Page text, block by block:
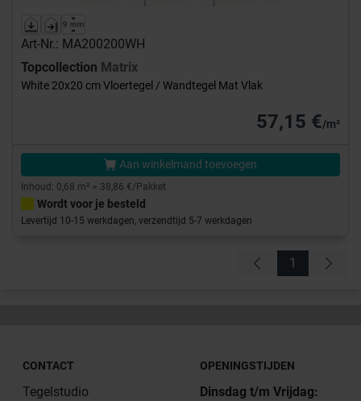
Art-Nr.: MA200200WH
Topcollection Matrix
White 20x20 cm Vloertegel / Wandtegel Mat Vlak
57,15 €/m²
Aan winkelmand toevoegen
Inhoud: 0,68 m² = 38,86 €/Pakket
Wordt voor je besteld
Levertijd 10-15 werkdagen, verzendtijd 5-7 werkdagen
1
CONTACT
Tegelstudio
OPENINGSTIJDEN
Dinsdag t/m Vrijdag: